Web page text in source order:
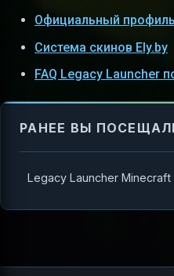
Официальный
Система скинов Ely.by
FAQ Legacy Launcher
РАНЕЕ ВЫ